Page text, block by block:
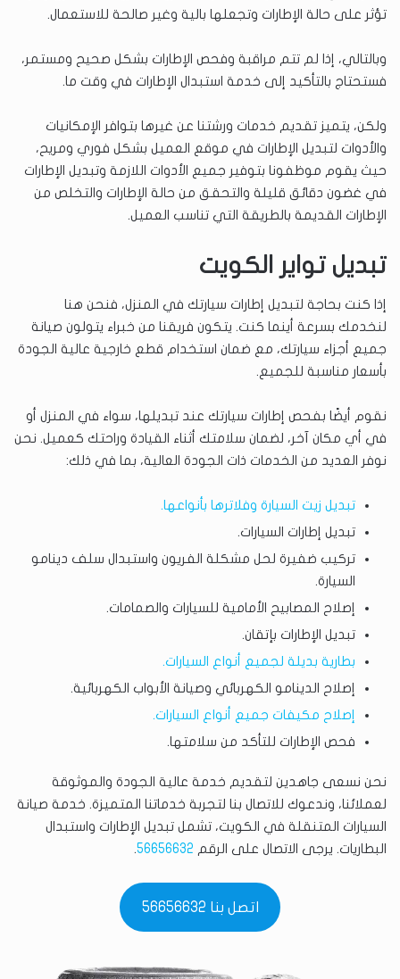
تؤثر على حالة الإطارات وتجعلها بالية وغير صالحة للاستعمال.
وبالتالي، إذا لم تتم مراقبة وفحص الإطارات بشكل صحيح ومستمر،
فستحتاج بالتأكيد إلى خدمة استبدال الإطارات في وقت ما.
ولكن، يتميز تقديم خدمات ورشتنا عن غيرها بتوافر الإمكانيات
والأدوات لتبديل الإطارات في موقع العميل بشكل فوري ومريح،
حيث يقوم موظفونا بتوفير جميع الأدوات اللازمة وتبديل الإطارات
في غضون دقائق قليلة والتحقق من حالة الإطارات والتخلص من
الإطارات القديمة بالطريقة التي تناسب العميل.
تبديل تواير الكويت
إذا كنت بحاجة لتبديل إطارات سيارتك في المنزل، فنحن هنا
لنخدمك بسرعة أينما كنت. يتكون فريقنا من خبراء يتولون صيانة
جميع أجزاء سيارتك، مع ضمان استخدام قطع خارجية عالية الجودة
بأسعار مناسبة للجميع.
نقوم أيضًا بفحص إطارات سيارتك عند تبديلها، سواء في المنزل أو
في أي مكان آخر، لضمان سلامتك أثناء القيادة وراحتك كعميل. نحن
نوفر العديد من الخدمات ذات الجودة العالية، بما في ذلك:
تبديل زيت السيارة وفلاترها بأنواعها.
تبديل إطارات السيارات.
تركيب ضفيرة لحل مشكلة الفريون واستبدال سلف دينامو
السيارة.
إصلاح المصابيح الأمامية للسيارات والصمامات.
تبديل الإطارات بإتقان.
بطارية بديلة لجميع أنواع السيارات.
إصلاح الدينامو الكهربائي وصيانة الأبواب الكهربائية.
إصلاح مكيفات جميع أنواع السيارات.
فحص الإطارات للتأكد من سلامتها.
نحن نسعى جاهدين لتقديم خدمة عالية الجودة والموثوقة
لعملائنا، وندعوك للاتصال بنا لتجربة خدماتنا المتميزة. خدمة صيانة
السيارات المتنقلة في الكويت، تشمل تبديل الإطارات واستبدال
البطاريات. يرجى الاتصال على الرقم 56656632
.
اتصل بنا 56656632